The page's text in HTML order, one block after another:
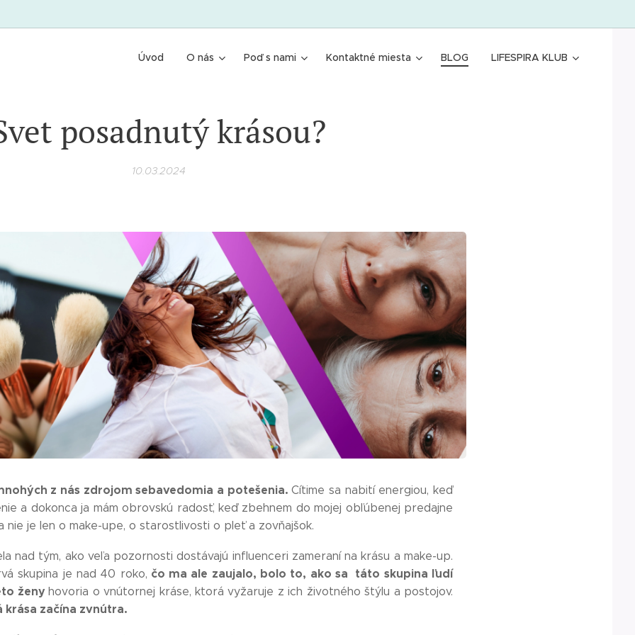
Úvod O nás Poď s nami Kontaktné miesta BLOG LIFESPIRA KLUB
posadnutý krásou?
10.03.2024
z nás zdrojom sebavedomia a potešenia.Cítime sa nabití energiou, keď
a dokonca ja mám obrovskú radosť, keď zbehnem do mojej obľúbenej predajne
nie je len o make-upe, o starostlivosti o pleť a zovňajšok.
nad tým, ako veľa pozornosti dostávajú influenceri zameraní na krásu a make-up.
skupina je nad 40 roko, čo ma ale zaujalo, bolo to, ako sa táto skupina ľudí
ženyhovoria o vnútornej kráse, ktorá vyžaruje z ich životného štýlu a postojov.
krása začína zvnútra.